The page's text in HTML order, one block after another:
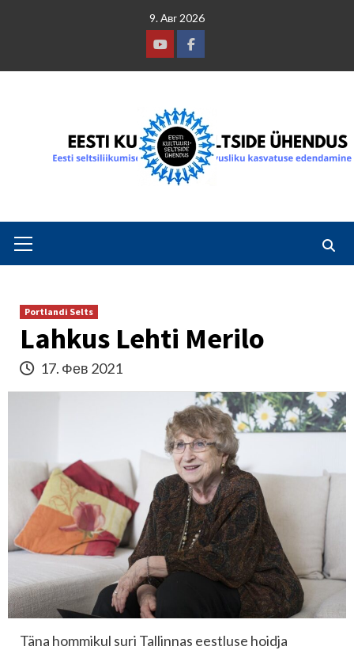
9. Авг 2026
YoutubeFacebook
Menu
Portlandi Selts
Lahkus Lehti Merilo
17. Фев 2021
Täna hommikul suri Tallinnas eestluse hoidja